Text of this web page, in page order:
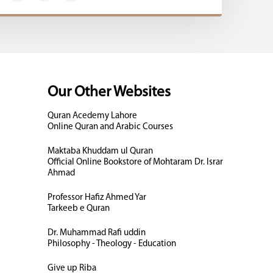
Our Other Websites
Quran Acedemy Lahore
Online Quran and Arabic Courses
Maktaba Khuddam ul Quran
Official Online Bookstore of Mohtaram Dr. Israr
Ahmad
Professor Hafiz Ahmed Yar
Tarkeeb e Quran
Dr. Muhammad Rafi uddin
Philosophy - Theology - Education
Give up Riba